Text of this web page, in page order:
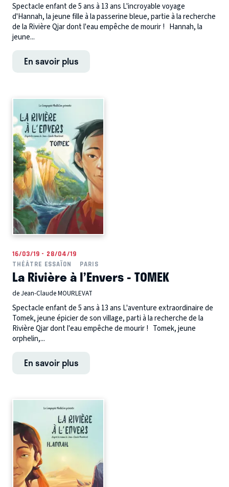
Spectacle enfant de 5 ans à 13 ans L'incroyable voyage
d'Hannah, la jeune fille à la passerine bleue, partie à la recherche
de la Rivière Qjar dont l'eau empêche de mourir ! Hannah, la
jeune...
En savoir plus
16/03/19 - 28/04/19
THÉÂTRE ESSAÏON
PARIS
La Rivière à l’Envers - TOMEK
de Jean-Claude MOURLEVAT
Spectacle enfant de 5 ans à 13 ans L'aventure extraordinaire de
Tomek, jeune épicier de son village, parti à la recherche de la
Rivière Qjar dont l'eau empêche de mourir ! Tomek, jeune
orphelin,...
En savoir plus